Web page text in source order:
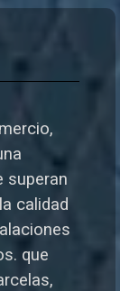
superan
calidad
que